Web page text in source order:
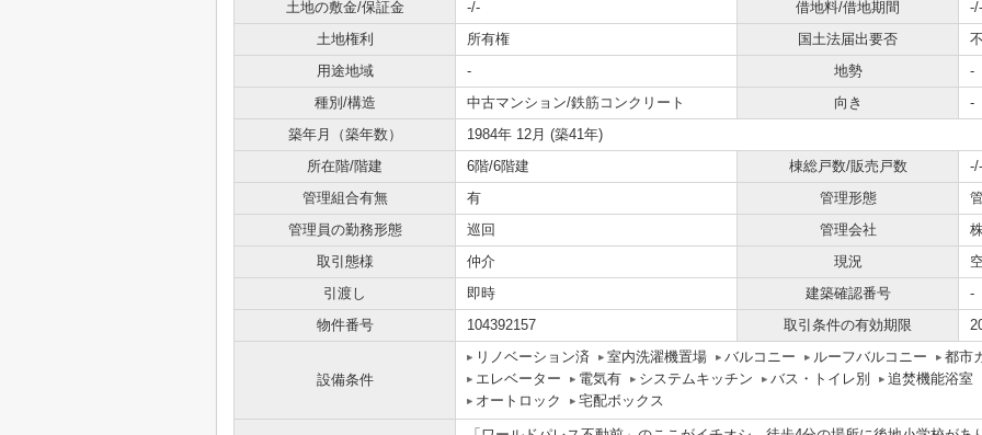
土地の敷金/保証金
-/- 借地料/借地期間
-/-
土地権利
所有権 国土法届出要否
用途地域
- 地勢
-
種別/構造
中古マンション/鉄筋コンクリート 向き
-
築年月（築年数）
1984年 12月 (築41年)
所在階/階建
6階/6階建 棟総戸数/販売戸数
-/-
管理組合有無
有 管理形態
管理員の勤務形態
巡回 管理会社
取引態様
仲介 現況
引渡し
即時 建築確認番号
-
物件番号
104392157 取引条件の有効期限
設備条件
リノベーション済 室内洗濯機置場 バルコニー ルーフバルコニー
都市
エレベーター
電気有 システムキッチン バス・トイレ別
追焚機能浴室
オートロック
宅配ボックス